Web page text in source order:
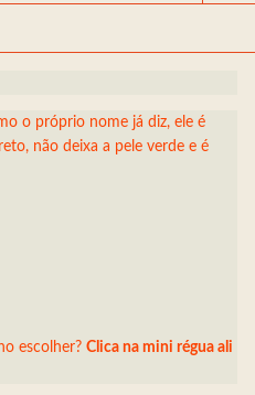
o próprio nome já diz, ele é
não deixa a pele verde e é
escolher? Clica na mini régua ali